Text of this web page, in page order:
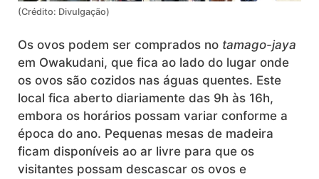
(Crédito: Divulgação)
Os ovos podem ser comprados no tamago-jaya
em Owakudani, que fica ao lado do lugar onde
os ovos são cozidos nas águas quentes. Este
local fica aberto diariamente das 9h às 16h,
embora os horários possam variar conforme a
época do ano. Pequenas mesas de madeira
ficam disponíveis ao ar livre para que os
visitantes possam descascar os ovos e